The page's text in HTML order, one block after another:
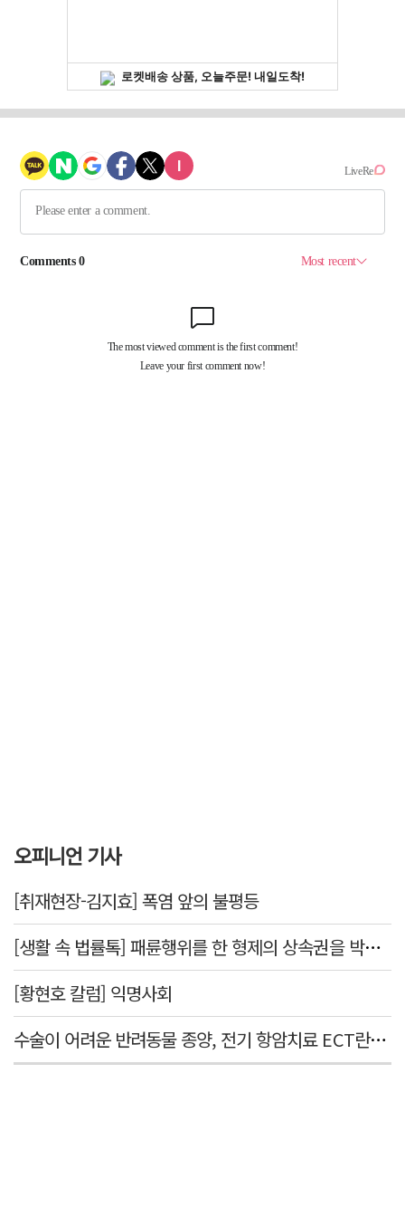
오피니언 기사
[취재현장-김지효] 폭염 앞의 불평등
[생활 속 법률톡] 패륜행위를 한 형제의 상속권을 박탈시킬 수 있을까요
[황현호 칼럼] 익명사회
수술이 어려운 반려동물 종양, 전기 항암치료 ECT란? [반려동물 건강톡톡]